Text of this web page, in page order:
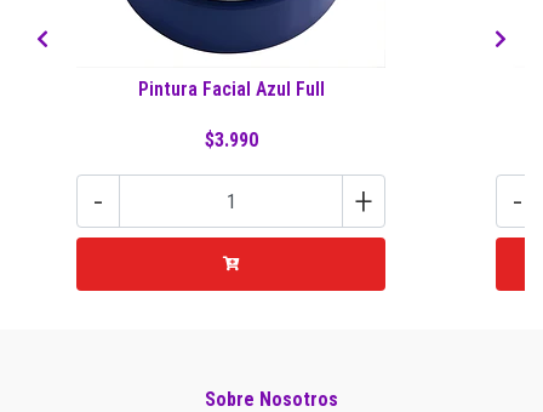
Pintura Facial Azul Full
$3.990
- + -
Sobre Nosotros